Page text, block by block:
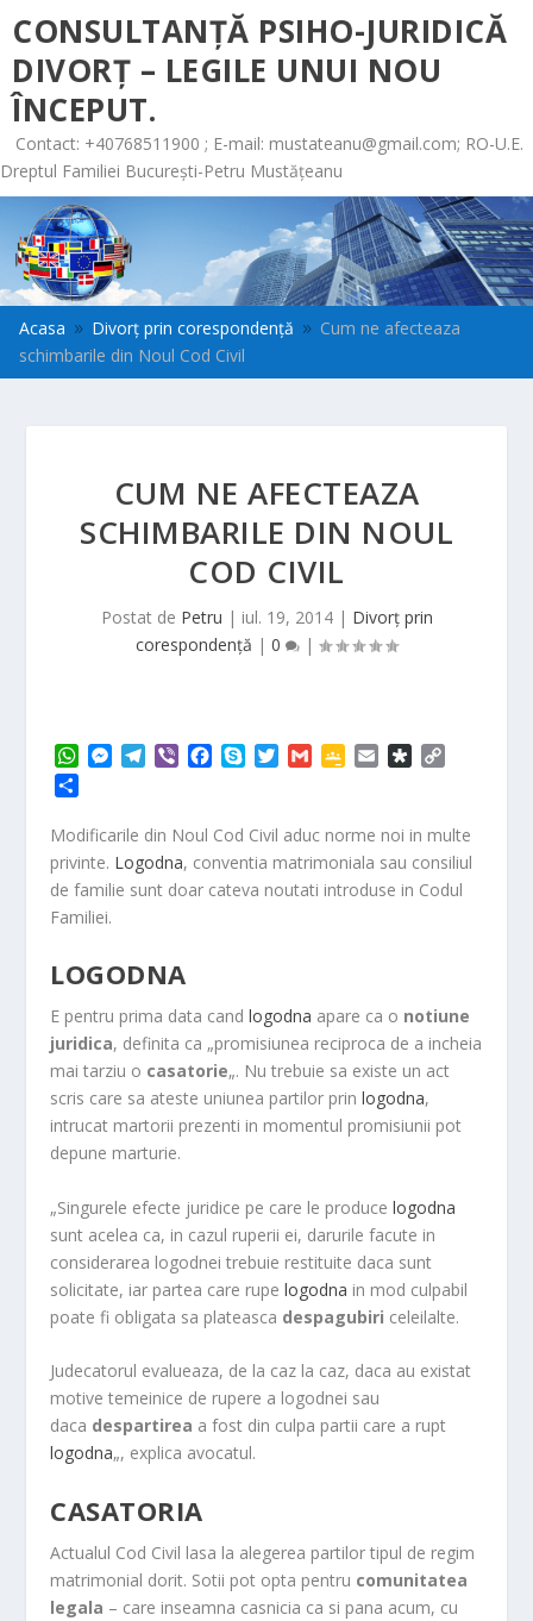
CONSULTANȚĂ PSIHO-JURIDICĂ
DIVORȚ – LEGILE UNUI NOU
ÎNCEPUT.
Contact: +40768511900 ; E-mail: mustateanu@gmail.com; RO-U.E.
Dreptul Familiei București-Petru Mustățeanu
Acasa 9 Divorț prin corespondență 9 Cum ne afecteaza
schimbarile din Noul Cod Civil
CUM NE AFECTEAZA
SCHIMBARILE DIN NOUL
COD CIVIL
Postat de Petru | iul. 19, 2014| Divorț prin
corespondență | 0 |
W
t
s
A
p
p
M
s
e
n
g
T
e
r
a
V
e
e
o
o
p
e
T
t
e
r
G
i
G
g
l
e
C
r
o
o
m
i
D
s
o
r
y
L
i
n
r
t
a
j
e
z
Modificarile din Noul Cod Civil aduc norme noi in multe
privinte. Logodna, conventia matrimoniala sau consiliul
de familie sunt doar cateva noutati introduse in Codul
Familiei.
LOGODNA
E pentru prima data candlogodna apare ca o notiune
juridica, definita ca „promisiunea reciproca de a incheia
mai tarziu o casatorie„. Nu trebuie sa existe un act
scris care sa ateste uniunea partilor prinlogodna,
intrucat martorii prezenti in momentul promisiunii pot
depune marturie.
„Singurele efecte juridice pe care le produce logodna
sunt acelea ca, in cazul ruperii ei, darurile facute in
considerarea logodnei trebuie restituite daca sunt
solicitate, iar partea care rupelogodna in mod culpabil
poate fi obligata sa plateasca despagubiri celeilalte.
Judecatorul evalueaza, de la caz la caz, daca au existat
motive temeinice de rupere a logodnei sau
daca despartirea a fost din culpa partii care a rupt
logodna„, explica avocatul.
CASATORIA
Actualul Cod Civil lasa la alegerea partilor tipul de regim
matrimonial dorit. Sotii pot opta pentru comunitatea
legala – care inseamna casnicia ca si pana acum, cu